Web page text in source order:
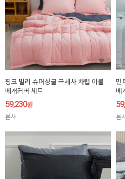
핑크 빌리 슈퍼싱글 극세사 차렵 이불
베개커버 세트
59,230원
본사
민
베
본